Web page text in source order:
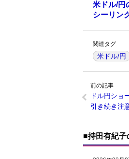
米ドル/円
シーリン
関連タグ
米ドル/円
前の記事
ドル円ショ
引き続き注
■持田有紀子